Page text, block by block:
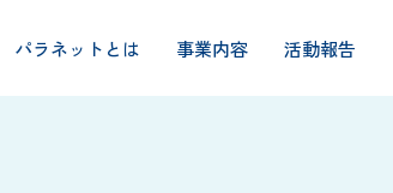
パラネットとは 事業内容 活動報告